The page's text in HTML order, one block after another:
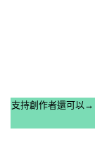
支持創作者還可以→